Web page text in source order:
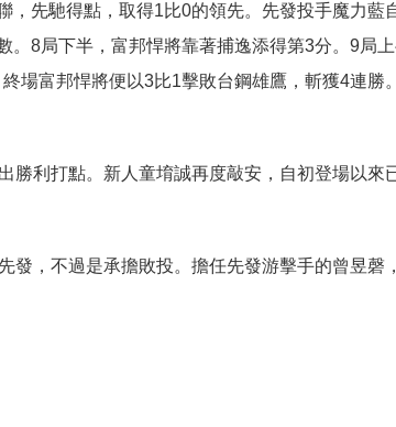
先馳得點，取得1比0的領先。先發投手魔力
8局下半，富邦悍將靠著捕逸添得第3分。9局
場富邦悍將便以3比1擊敗台鋼雄鷹，斬獲4連
利打點。新人童堉誠再度敲安，自初登場以
發，不過是承擔敗投。擔任先發游擊手的曾昱